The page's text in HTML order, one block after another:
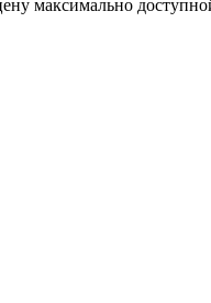
максимально